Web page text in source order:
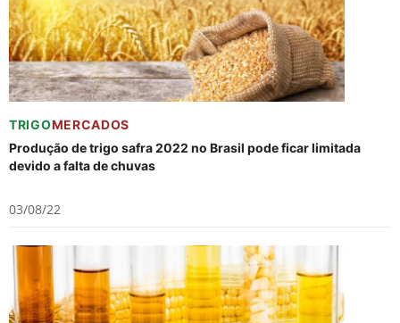
TRIGOMERCADOS
Produção de trigo safra 2022 no Brasil pode ficar limitada
devido a falta de chuvas
03/08/22